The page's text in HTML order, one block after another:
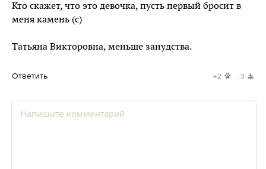
Кто скажет, что это девочка, пусть первый бросит в
меня камень (с)
Татьяна Викторовна, меньше занудства.
Ответить +2 -3